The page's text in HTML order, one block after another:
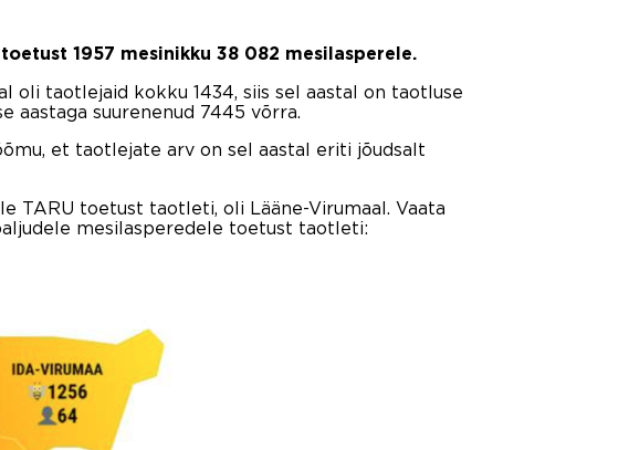
1957 mesinikku 38 082 mesilasperele.
oli taotlejaid kokku 1434, siis sel aastal on taotluse
aastaga suurenenud 7445 võrra.
et taotlejate arv on sel aastal eriti jõudsalt
TARU toetust taotleti, oli Lääne-Virumaal. Vaata
mesilasperedele toetust taotleti: